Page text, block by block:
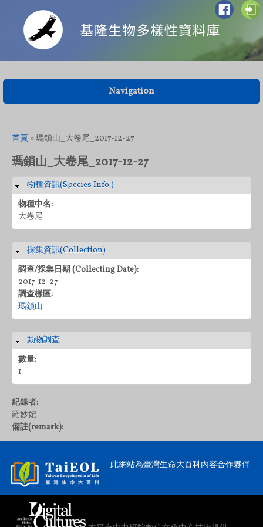
Navigation
您在這裡
首頁 » 瑪鎖山_大卷尾_2017-12-27
瑪鎖山_大卷尾_2017-12-27
隱藏
物種資訊(Species Info.)
物種中名:
大卷尾
隱藏
採集資訊(Collection)
調查/採集日期 (Collecting Date):
2017-12-27
調查樣區:
瑪鎖山
隱藏
動物調查
數量:
1
紀錄者:
羅妙妃
備註(remark):
此網站為臺灣生命大百科內容合作夥伴